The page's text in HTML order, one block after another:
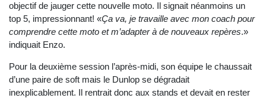
objectif de jauger cette nouvelle moto. Il signait néanmoins un
top 5, impressionnant! «Ça va, je travaille avec mon coach pour
comprendre cette moto et m’adapter à de nouveaux repères.»
indiquait Enzo.
Pour la deuxième session l’après-midi, son équipe le chaussait
d’une paire de soft mais le Dunlop se dégradait
inexplicablement. Il rentrait donc aux stands et devait en rester